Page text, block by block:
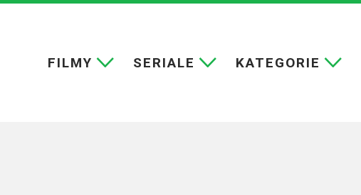
FILMY SERIALE KATEGORIE